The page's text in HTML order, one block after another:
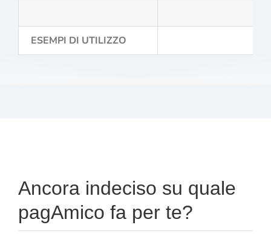
ESEMPI DI UTILIZZO
Ancora indeciso su quale
pagAmico fa per te?